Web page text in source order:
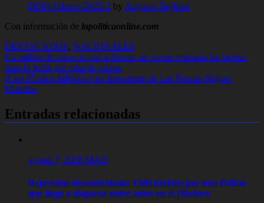
DDD-Febrero-2025-2 by Augusto Taglioni
Con información de lapoliticaonline.com
DESTACADOS, NACIONALES
Navegación
de
entradas
Un millón de niños se van a dormir sin comer mientras las lácteas
tiran la leche por falta de ventas
A los 85 años falleció el ex Intendente de Las Termas Miguel
Mukdise
Entradas relacionadas
agosto 7, 2026 MAD
Represión descontrolada: 1500 heridos por una Policía
que llegó a disparar entre autos en el Obelisco